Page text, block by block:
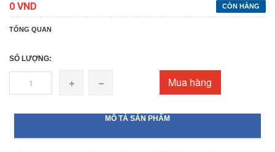
CÒN HÀNG
0 VND
TỔNG QUAN
SỐ LƯỢNG:
Mua hàng
MÔ TẢ SẢN PHẨM